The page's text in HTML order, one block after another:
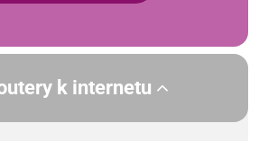
k internetu